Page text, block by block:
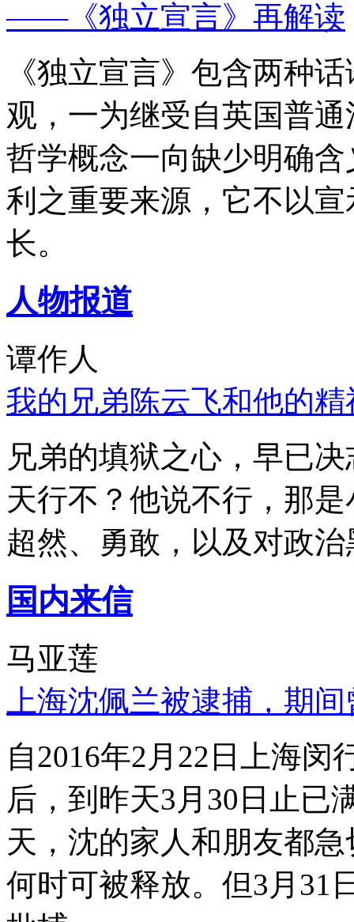
——《独立宣言》再解读
《独立宣言》包含两种
观，一为继受自英国普
哲学概念一向缺少明确
利之重要来源，它不以
长。
人物报道
谭作人
我的兄弟陈云飞和他的
兄弟的填狱之心，早已
天行不？他说不行，那
超然、勇敢，以及对政
国内来信
马亚莲
上海沈佩兰被逮捕，期
自2016年2月22日上海
后，到昨天3月30日止已
天，沈的家人和朋友都
何时可被释放。但3月31